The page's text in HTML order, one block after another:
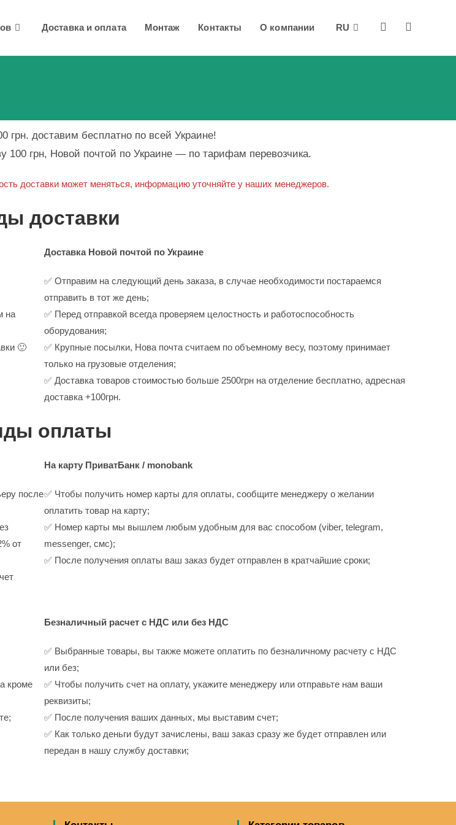
Доставка и оплата Монтаж Контакты О компании RU
поиск
веб-
грн. доставим бесплатно по всей Украине!
100 грн, Новой почтой по Украине — по тарифам перевозчика.
доставки может меняться, информацию уточняйте у наших менеджеров.
доставки
на
🙂
Доставка Новой почтой по Украине
✅ Отправим на следующий день заказа, в случае необходимости постараемся
отправить в тот же день;
✅ Перед отправкой всегда проверяем целостность и работоспособность
оборудования;
✅ Крупные посылки, Нова почта считаем по объемному весу, поэтому принимает
только на грузовые отделения;
✅ Доставка товаров стоимостью больше 2500грн на отделение бесплатно, адресная
доставка +100грн.
оплаты
после
от
На карту ПриватБанк / monobank
✅ Чтобы получить номер карты для оплаты, сообщите менеджеру о желании
оплатить товар на карту;
✅ Номер карты мы вышлем любым удобным для вас способом (viber, telegram,
messenger, смс);
✅ После получения оплаты ваш заказ будет отправлен в кратчайшие сроки;
кроме
Безналичный расчет с НДС или без НДС
✅ Выбранные товары, вы также можете оплатить по безналичному расчету с НДС
или без;
✅ Чтобы получить счет на оплату, укажите менеджеру или отправьте нам ваши
реквизиты;
✅ После получения ваших данных, мы выставим счет;
✅ Как только деньги будут зачислены, ваш заказ сразу же будет отправлен или
передан в нашу службу доставки;